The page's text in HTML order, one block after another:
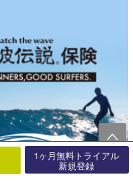
1ヶ月無料トライアル
新規登録